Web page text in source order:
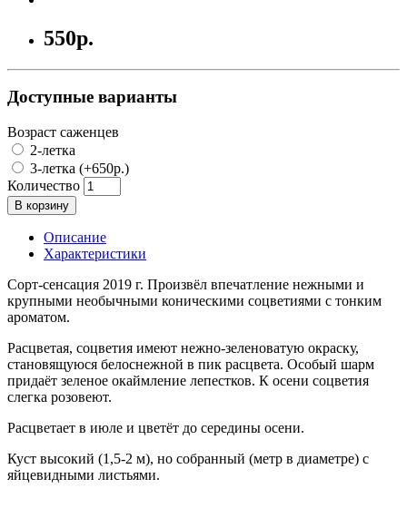
550р.
Доступные варианты
Возраст саженцев
2-летка
3-летка (+650р.)
Количество
В корзину
Описание
Характеристики
Сорт-сенсация 2019 г. Произвёл впечатление нежными и
крупными необычными коническими соцветиями с тонким
ароматом.
Расцветая, соцветия имеют нежно-зеленоватую окраску,
становящуюся белоснежной в пик расцвета. Особый шарм
придаёт зеленое окаймление лепестков. К осени соцветия
слегка розовеют.
Расцветает в июле и цветёт до середины осени.
Куст высокий (1,5-2 м), но собранный (метр в диаметре) с
яйцевидными листьями.